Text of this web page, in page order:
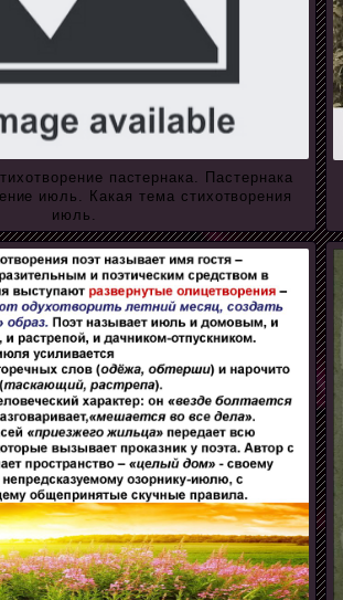
пастернака. Пастернака
июль. Какая тема стихотворения
июль.